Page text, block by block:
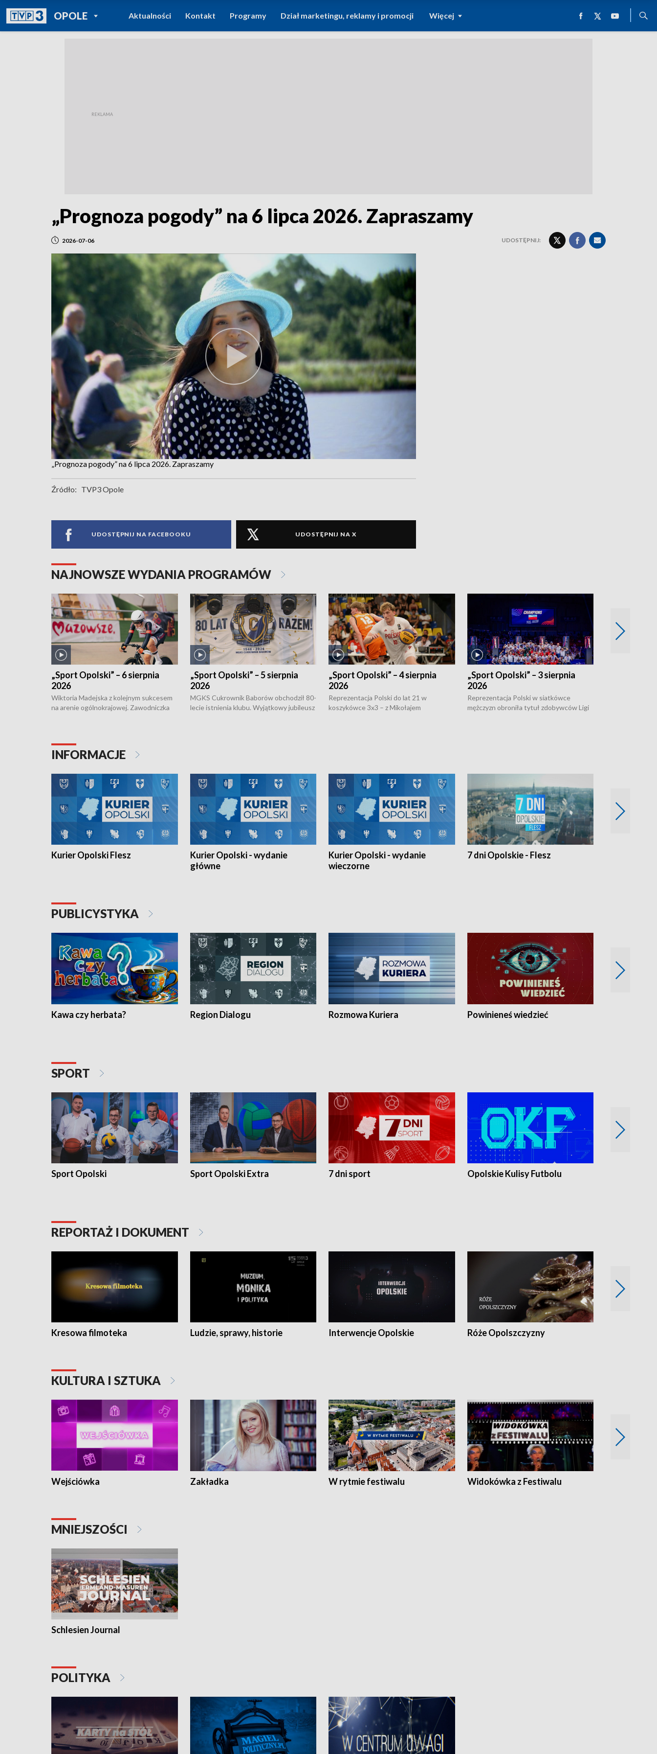
OPOLEPOWRÓT DO
TVP REGIONY
Aktualności Kontakt Programy Dział marketingu, reklamy i promocji Więcej
„Prognoza pogody” na 6 lipca 2026. Zapraszamy
2026-07-06 UDOSTĘPNIJ:
„Prognoza pogody” na 6 lipca 2026. Zapraszamy
Źródło: TVP3 Opole
UDOSTĘPNIJ NA FACEBOOKU UDOSTĘPNIJ NA X
NAJNOWSZE WYDANIA PROGRAMÓW
„Sport Opolski” – 6 sierpnia
2026
Wiktoria Madejska z kolejnym sukcesem
na arenie ogólnokrajowej. Zawodniczka
torowym.
„Sport Opolski” – 5 sierpnia
2026
MGKS Cukrownik Baborów obchodził 80-
lecie istnienia klubu. Wyjątkowy jubileusz
„Sport Opolski” – 4 sierpnia
2026
Reprezentacja Polski do lat 21 w
koszykówce 3x3 – z Mikołajem
„Sport Opolski” – 3 sierpnia
2026
Reprezentacja Polski w siatkówce
mężczyzn obroniła tytuł zdobywców Ligi
INFORMACJE
Kurier Opolski Flesz
Kurier Opolski - wydanie
główne
Kurier Opolski - wydanie
wieczorne
7 dni Opolskie - Flesz
PUBLICYSTYKA
Kawa czy herbata? Region Dialogu Rozmowa Kuriera Powinieneś wiedzieć
SPORT
Sport Opolski Sport Opolski Extra 7 dni sport Opolskie Kulisy Futbolu
REPORTAŻ I DOKUMENT
Kresowa filmoteka Ludzie, sprawy, historie Interwencje Opolskie Róże Opolszczyzny
KULTURA I SZTUKA
Wejściówka Zakładka W rytmie festiwalu Widokówka z Festiwalu
MNIEJSZOŚCI
Schlesien Journal
POLITYKA